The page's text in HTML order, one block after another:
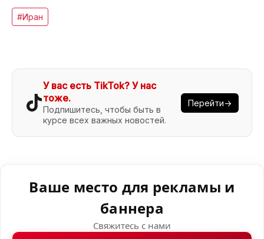
#Иран
У вас есть TikTok? У нас
тоже.
Подпишитесь, чтобы быть в
курсе всех важных новостей.
Перейти→
Ваше место для рекламы и
баннера
Свяжитесь с нами